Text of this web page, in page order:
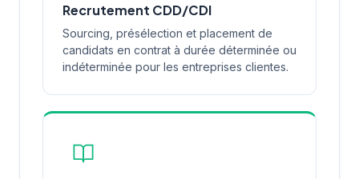
Recrutement CDD/CDI
Sourcing, présélection et placement de
candidats en contrat à durée déterminée ou
indéterminée pour les entreprises clientes.